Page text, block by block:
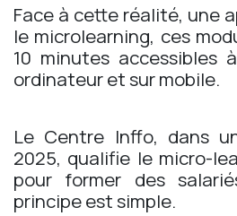
Face à cette réalité, une
le microlearning, ces
10 minutes accessibles
ordinateur et sur mobile.
Le Centre Inffo, dans
2025, qualifie le micro-
pour former des
principe est simple.